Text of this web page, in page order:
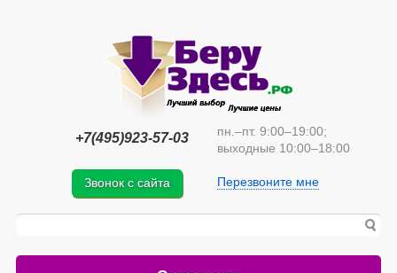
пн.–пт. 9:00–19:00;
выходные 10:00–18:00
+7(495)923-57-03
Звонок с сайта Перезвоните мне